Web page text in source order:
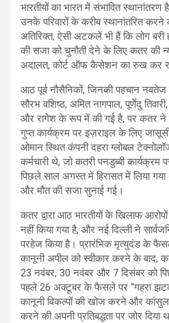
भारतीयों का भारत में संभावित स्थानांतरण
उनके परिवारों के करीब स्थानांतरित
अतिरिक्त, ऐसी अटकलें भी हैं कि लोग
की सजा को चुनौती देने के लिए कतर की
अदालत, कोर्ट ऑफ कैसेशन का रुख कर
आठ पूर्व नौसैनिकों, जिनकी पहचान नवतेज
सौरभ वशिष्ठ, अमित नागपाल, पूर्णेदु
और रागेश के रूप में की गई है, पर कतर ने
गुप्त कार्यक्रम पर इज़राइल के लिए
ओमान स्थित कंपनी दहरा ग्लोबल
कर्मचारी थे, जो कतरी पनडुब्बी कार्यक्रम
पिछले साल अगस्त में हिरासत में लिया गया
और मौत की सजा सुनाई गई।
कतर द्वारा आठ भारतीयों के खिलाफ
नहीं किया गया है, और नई दिल्ली ने
परहेज किया है। प्रारंभिक मृत्युदंड के फैसले
कानूनी अपील को स्वीकार करने के बाद,
23 नवंबर, 30 नवंबर और 7 दिसंबर को
पहले 26 अक्टूबर के फैसले पर “गहरा
कानूनी विकल्पों की खोज करने और
करने की अपनी प्रतिबद्धता पर जोर